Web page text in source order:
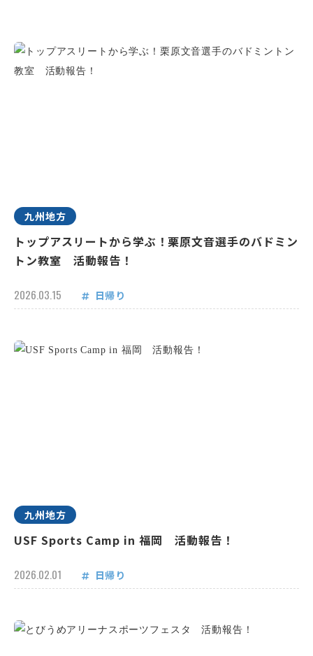
九州地方
トップアスリートから学ぶ！栗原文音選手のバドミン
トン教室 活動報告！
2026.03.15 日帰り
九州地方
USF Sports Camp in 福岡 活動報告！
2026.02.01 日帰り